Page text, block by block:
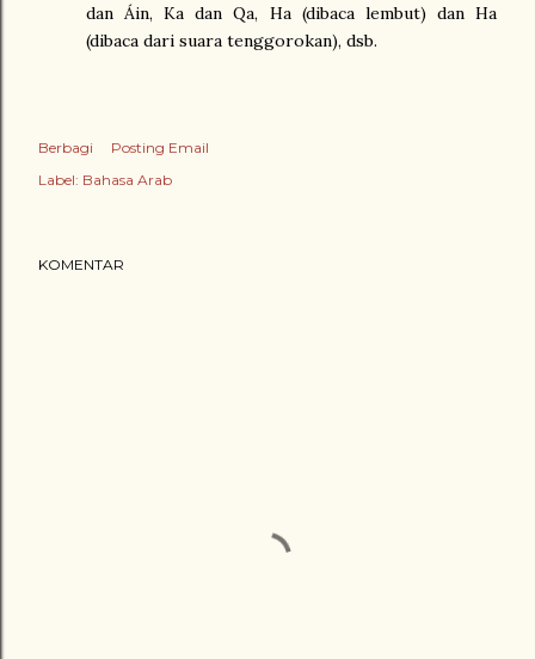
dan Áin, Ka dan Qa, Ha (dibaca lembut) dan Ha
(dibaca dari suara tenggorokan), dsb.
Berbagi
Posting Email
Label: Bahasa Arab
KOMENTAR